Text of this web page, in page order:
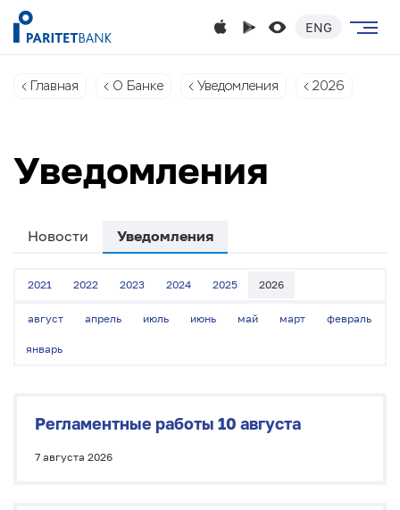
ENG
Главная О Банке Уведомления 2026
Уведомления
Новости Уведомления
2021 2022 2023 2024 2025 2026
август апрель июль июнь май март февраль
январь
Регламентные работы 10 августа
7 августа 2026